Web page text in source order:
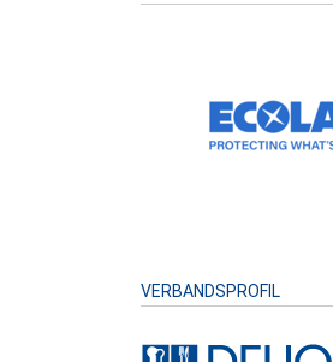
VERBANDSPROFIL